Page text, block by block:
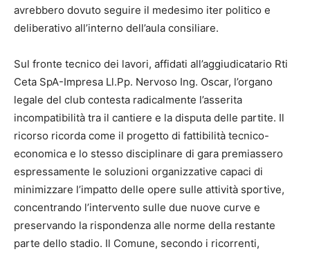
avrebbero dovuto seguire il medesimo iter politico e
deliberativo all’interno dell’aula consiliare.
Sul fronte tecnico dei lavori, affidati all’aggiudicatario Rti
Ceta SpA-Impresa Ll.Pp. Nervoso Ing. Oscar, l’organo
legale del club contesta radicalmente l’asserita
incompatibilità tra il cantiere e la disputa delle partite. Il
ricorso ricorda come il progetto di fattibilità tecnico-
economica e lo stesso disciplinare di gara premiassero
espressamente le soluzioni organizzative capaci di
minimizzare l’impatto delle opere sulle attività sportive,
concentrando l’intervento sulle due nuove curve e
preservando la rispondenza alle norme della restante
parte dello stadio. Il Comune, secondo i ricorrenti,